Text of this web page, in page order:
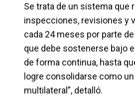
Se trata de un sistema que
inspecciones, revisiones y
cada 24 meses por parte
que debe sostenerse bajo
de forma continua, hasta
logre consolidarse como
multilateral”, detalló.